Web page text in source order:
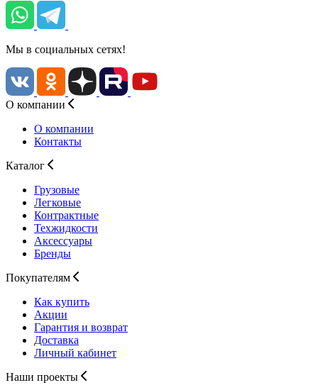
Мы в социальных сетях!
О компании
О компании
Контакты
Каталог
Грузовые
Легковые
Контрактные
Техжидкости
Аксессуары
Бренды
Покупателям
Как купить
Акции
Гарантия и возврат
Доставка
Личный кабинет
Наши проекты